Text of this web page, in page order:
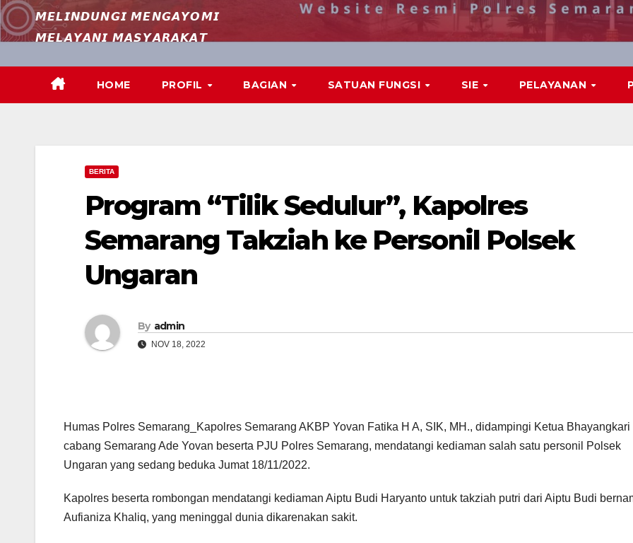
𝙈𝙀𝙇𝙄𝙉𝘿𝙐𝙉𝙂𝙄 𝙈𝙀𝙉𝙂𝘼𝙔𝙊𝙈𝙄
𝙈𝙀𝙇𝘼𝙔𝘼𝙉𝙄 𝙈𝘼𝙎𝙔𝘼𝙍𝘼𝙆𝘼𝙏
HOME PROFIL BAGIAN SATUAN FUNGSI SIE PELAYANAN
BERITA
Program “Tilik Sedulur”, Kapolres
Semarang Takziah ke Personil Polsek
Ungaran
By admin
NOV 18, 2022
Humas Polres Semarang_Kapolres Semarang AKBP Yovan Fatika H A, SIK, MH., didampingi Ketua Bhayangkari
cabang Semarang Ade Yovan beserta PJU Polres Semarang, mendatangi kediaman salah satu personil Polsek
Ungaran yang sedang beduka Jumat 18/11/2022.
Kapolres beserta rombongan mendatangi kediaman Aiptu Budi Haryanto untuk takziah putri dari Aiptu Budi
Aufianiza Khaliq, yang meninggal dunia dikarenakan sakit.